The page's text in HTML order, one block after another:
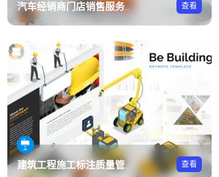
汽车经销商门店销售服务Keynote模板 查看
建筑工程施工标注质量管理Keynote模板 查看